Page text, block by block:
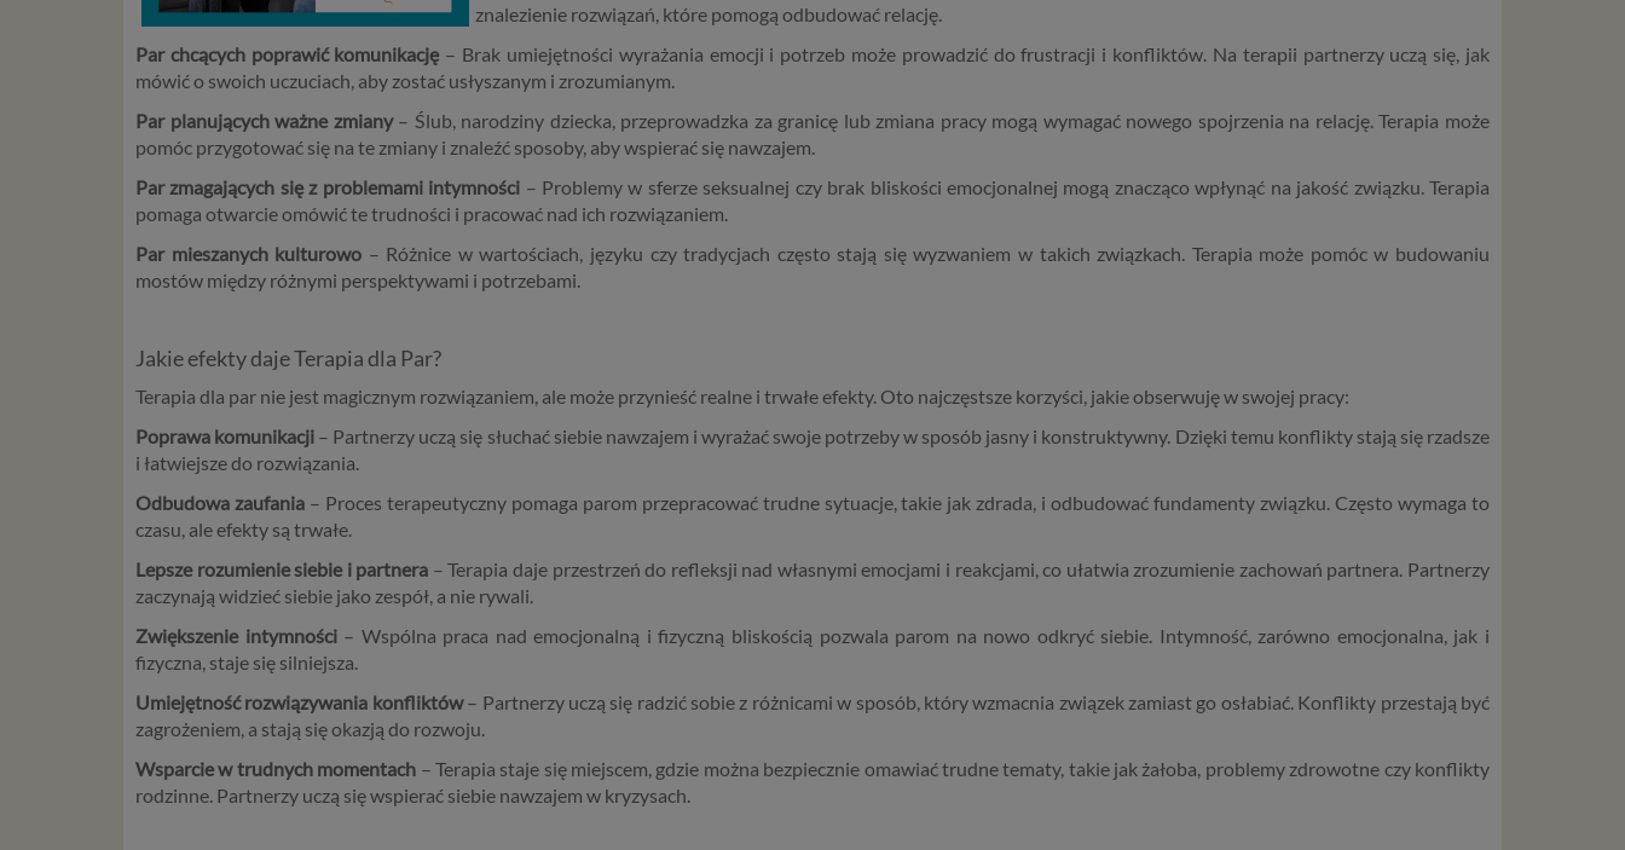
znalezienie rozwiązań, które pomogą odbudować relację.
Par chcących poprawić komunikację– Brak umiejętności wyrażania emocji i potrzeb może prowadzić do frustracji i konfliktów. Na terapii partnerzy uczą się, jak
mówić o swoich uczuciach, aby zostać usłyszanym i zrozumianym.
Par planujących ważne zmiany– Ślub, narodziny dziecka, przeprowadzka za granicę lub zmiana pracy mogą wymagać nowego spojrzenia na relację. Terapia może
pomóc przygotować się na te zmiany i znaleźć sposoby, aby wspierać się nawzajem.
Par zmagających się z problemami intymności – Problemy w sferze seksualnej czy brak bliskości emocjonalnej mogą znacząco wpłynąć na jakość związku. Terapia
pomaga otwarcie omówić te trudności i pracować nad ich rozwiązaniem.
Par mieszanych kulturowo – Różnice w wartościach, języku czy tradycjach często stają się wyzwaniem w takich związkach. Terapia może pomóc w budowaniu
mostów między różnymi perspektywami i potrzebami.
Jakie efekty daje Terapia dla Par?
Terapia dla par nie jest magicznym rozwiązaniem, ale może przynieść realne i trwałe efekty. Oto najczęstsze korzyści, jakie obserwuję w swojej pracy:
Poprawa komunikacji – Partnerzy uczą się słuchać siebie nawzajem i wyrażać swoje potrzeby w sposób jasny i konstruktywny. Dzięki temu konflikty stają się rzadsze
i łatwiejsze do rozwiązania.
Odbudowa zaufania– Proces terapeutyczny pomaga parom przepracować trudne sytuacje, takie jak zdrada, i odbudować fundamenty związku. Często wymaga to
czasu, ale efekty są trwałe.
Lepsze rozumienie siebie i partnera – Terapia daje przestrzeń do refleksji nad własnymi emocjami i reakcjami, co ułatwia zrozumienie zachowań partnera. Partnerzy
zaczynają widzieć siebie jako zespół, a nie rywali.
Zwiększenie intymności– Wspólna praca nad emocjonalną i fizyczną bliskością pozwala parom na nowo odkryć siebie. Intymność, zarówno emocjonalna, jak i
fizyczna, staje się silniejsza.
Umiejętność rozwiązywania konfliktów– Partnerzy uczą się radzić sobie z różnicami w sposób, który wzmacnia związek zamiast go osłabiać. Konflikty przestają być
zagrożeniem, a stają się okazją do rozwoju.
Wsparcie w trudnych momentach – Terapia staje się miejscem, gdzie można bezpiecznie omawiać trudne tematy, takie jak żałoba, problemy zdrowotne czy konflikty
rodzinne. Partnerzy uczą się wspierać siebie nawzajem w kryzysach.